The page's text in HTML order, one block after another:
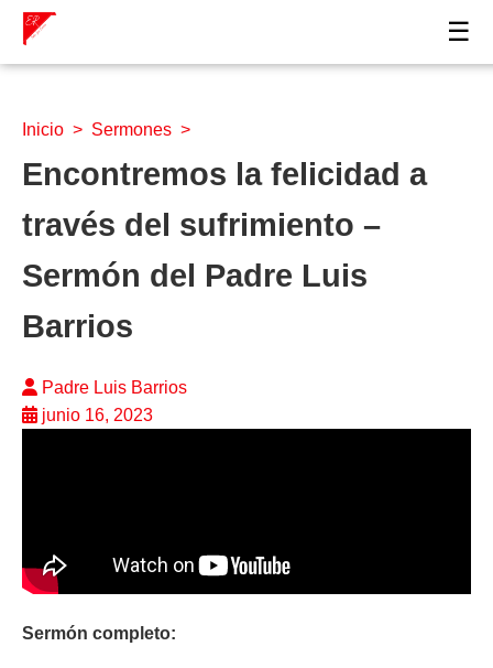
☰
Inicio > Sermones >
Encontremos la felicidad a
través del sufrimiento –
Sermón del Padre Luis
Barrios
Padre Luis Barrios
junio 16, 2023
Sermón completo: